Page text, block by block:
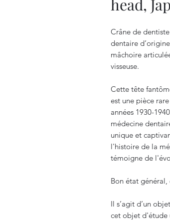
head,
Crâne de
dentaire
mâchoire
visseuse.
Cette tête
est une pièce
années 1930-
médecine
unique et
l'histoire de la
témoigne de
Bon état général,
Il s’agit d’un
cet objet d'étude